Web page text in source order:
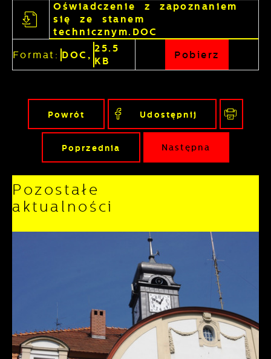
Oświadczenie z zapoznaniem
się ze stanem
technicznym.DOC
Format: DOC,
25.5
KB
Pobierz
Powrót Udostępnij
Poprzednia Następna
Pozostałe
aktualności